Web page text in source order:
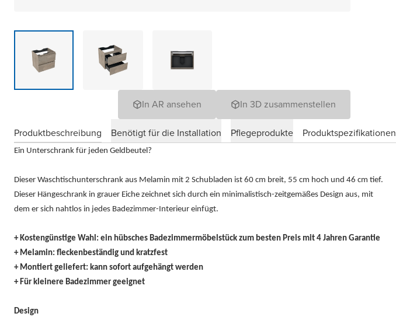
In AR ansehen In 3D zusammenstellen
Produktbeschreibung Benötigt für die Installation Pflegeprodukte Produktspezifikationen
Ein Unterschrank für jeden Geldbeutel?
Dieser Waschtischunterschrank aus Melamin mit 2 Schubladen ist 60 cm breit, 55 cm hoch und 46 cm tief.
Dieser Hängeschrank in grauer Eiche zeichnet sich durch ein minimalistisch-zeitgemäßes Design aus, mit
dem er sich nahtlos in jedes Badezimmer-Interieur einfügt.
+ Kostengünstige Wahl: ein hübsches Badezimmermöbelstück zum besten Preis mit 4 Jahren Garantie
+ Melamin: fleckenbeständig und kratzfest
+ Montiert geliefert: kann sofort aufgehängt werden
+ Für kleinere Badezimmer geeignet
Design